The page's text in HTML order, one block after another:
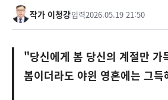
작가 이청강입력2026.05.19 21:50
"당신에게 봄 당신의 계절만 가
봄이더라도 야윈 영혼에는 그